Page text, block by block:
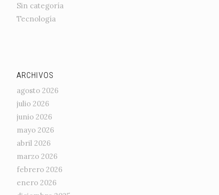
Sin categoría
Tecnología
ARCHIVOS
agosto 2026
julio 2026
junio 2026
mayo 2026
abril 2026
marzo 2026
febrero 2026
enero 2026